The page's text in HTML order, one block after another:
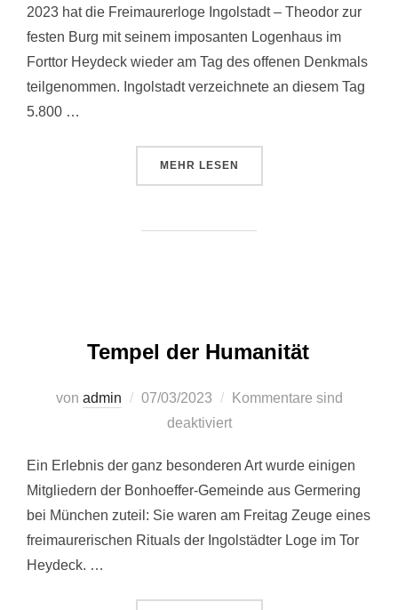
2023 hat die Freimaurerloge Ingolstadt – Theodor zur
festen Burg mit seinem imposanten Logenhaus im
Forttor Heydeck wieder am Tag des offenen Denkmals
teilgenommen. Ingolstadt verzeichnete an diesem Tag
5.800 …
MEHR ÜBER “ZEITREISE DURCH DIE
LESEN
Tempel der Humanität
von admin
Veröffentlicht
07/03/2023
Kommentare sind
deaktiviert
Ein Erlebnis der ganz besonderen Art wurde einigen
Mitgliedern der Bonhoeffer-Gemeinde aus Germering
bei München zuteil: Sie waren am Freitag Zeuge eines
freimaurerischen Rituals der Ingolstädter Loge im Tor
Heydeck. …